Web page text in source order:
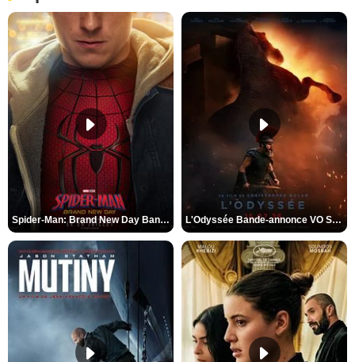
Spider-Man: Brand New Day Bande-annonce VO STFR L'Odyssée Bande-annonce VO STFR